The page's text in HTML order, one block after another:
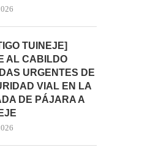
TUINEJE]
AL CABILDO
URGENTES DE
VIAL EN LA
DE PÁJARA A